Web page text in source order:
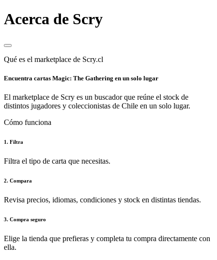
Acerca de Scry
Qué es el marketplace de Scry.cl
Encuentra cartas Magic: The Gathering en un solo lugar
El marketplace de Scry es un buscador que reúne el stock de
distintos jugadores y coleccionistas de Chile en un solo lugar.
Cómo funciona
1. Filtra
Filtra el tipo de carta que necesitas.
2. Compara
Revisa precios, idiomas, condiciones y stock en distintas tiendas.
3. Compra seguro
Elige la tienda que prefieras y completa tu compra directamente con
ella.